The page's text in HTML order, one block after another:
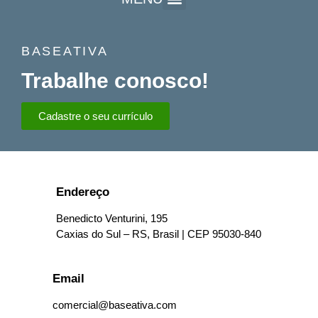
BASEATIVA
Trabalhe conosco!
Cadastre o seu currículo
Endereço
Benedicto Venturini, 195
Caxias do Sul – RS, Brasil | CEP 95030-840
Email
comercial@baseativa.com